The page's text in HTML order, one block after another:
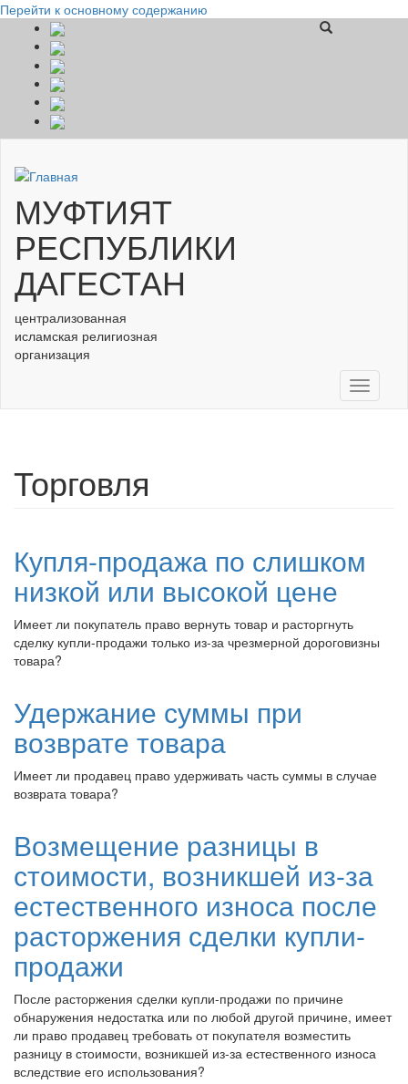
Перейти к основному содержанию
МУФТИЯТ
РЕСПУБЛИКИ
ДАГЕСТАН
централизованная
исламская религиозная
организация
Toggle
Торговля
Купля-продажа по слишком
низкой или высокой цене
Имеет ли покупатель право вернуть товар и расторгнуть
сделку купли-продажи только из-за чрезмерной дороговизны
товара?
Удержание суммы при
возврате товара
Имеет ли продавец право удерживать часть суммы в случае
возврата товара?
Возмещение разницы в
стоимости, возникшей из-за
естественного износа после
расторжения сделки купли-
продажи
После расторжения сделки купли-продажи по причине
обнаружения недостатка или по любой другой причине, имеет
ли право продавец требовать от покупателя возместить
разницу в стоимости, возникшей из-за естественного износа
вследствие его использования?